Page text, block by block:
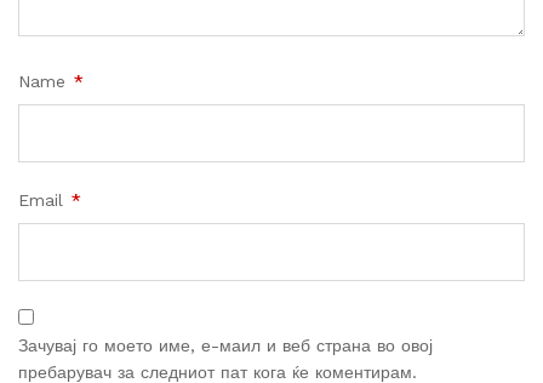
Name *
Email *
Зачувај го моето име, е-маил и веб страна во овој
пребарувач за следниот пат кога ќе коментирам.